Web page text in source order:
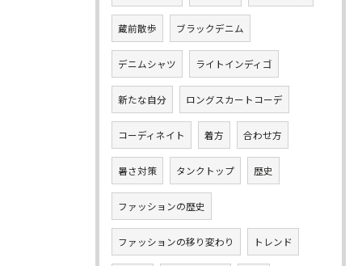
蔵前散歩 ブラックデニム
デニムシャツ ライトインディゴ
新たな自分 ロングスカートコーデ
コーディネイト 着方 合わせ方
暑さ対策 タンクトップ 歴史
ファッションの歴史
ファッションの移り変わり トレンド